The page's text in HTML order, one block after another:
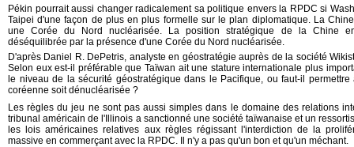
Pékin pourrait aussi changer radicalement sa politique envers la RPDC si
Taipei d'une façon de plus en plus formelle sur le plan diplomatique. La
une Corée du Nord nucléarisée. La position stratégique de la Chine
déséquilibrée par la présence d'une Corée du Nord nucléarisée.
D'après Daniel R. DePetris, analyste en géostratégie auprès de la société
Selon eux est-il préférable que Taïwan ait une stature internationale plus
le niveau de la sécurité géostratégique dans le Pacifique, ou faut-il
coréenne soit dénucléarisée ?
Les règles du jeu ne sont pas aussi simples dans le domaine des relations
tribunal américain de l'Illinois a sanctionné une société taïwanaise et un
les lois américaines relatives aux règles régissant l'interdiction de la
massive en commerçant avec la RPDC. Il n'y a pas qu'un bon et qu'un méchant.